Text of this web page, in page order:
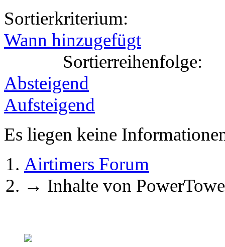
Sortierkriterium:
Wann hinzugefügt
Sortierreihenfolge:
Absteigend
Aufsteigend
Es liegen keine
Airtimers Forum
→ Inhalte von